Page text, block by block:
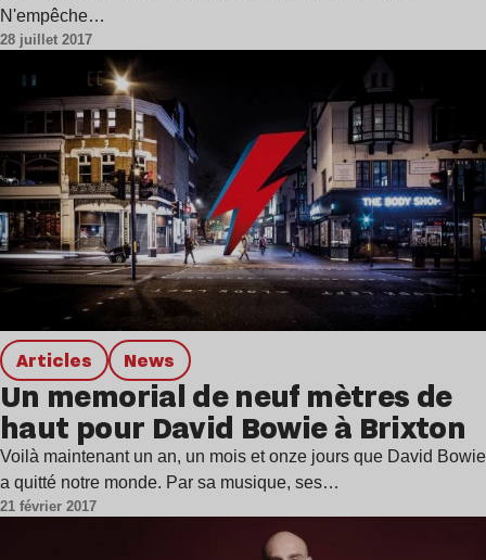
N'empêche…
28 juillet 2017
Articles news
Un memorial de neuf mètres de
haut pour David Bowie à Brixton
Voilà maintenant un an, un mois et onze jours que David Bowie
a quitté notre monde. Par sa musique, ses…
21 février 2017